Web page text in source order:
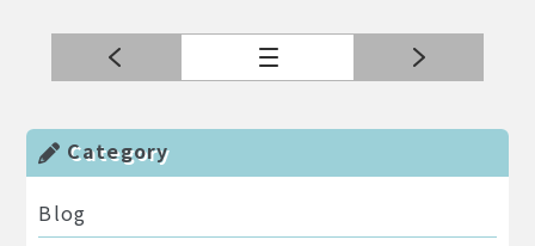
次の記事 一覧へ
Category
Blog